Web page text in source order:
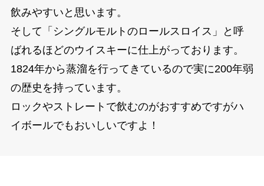
飲みやすいと思います。
そして「シングルモルトのロールスロイス」と呼
ばれるほどのウイスキーに仕上がっております。
1824年から蒸溜を行ってきているので実に200年弱
の歴史を持っています。
ロックやストレートで飲むのがおすすめですがハ
イボールでもおいしいですよ！